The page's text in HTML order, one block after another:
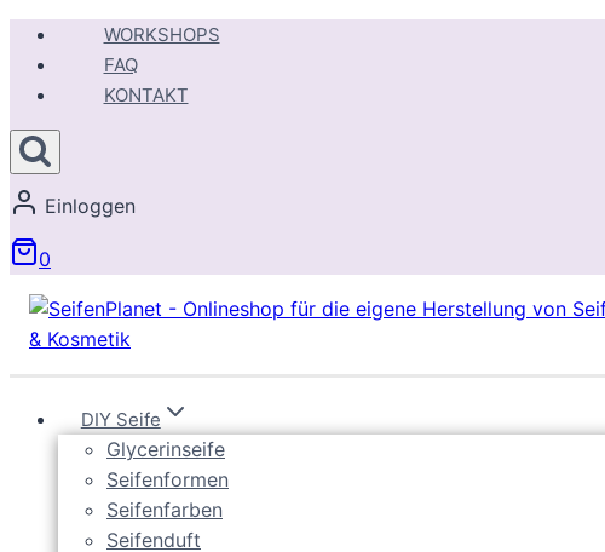
Zum
Inhalt
springen
WORKSHOPS
FAQ
KONTAKT
Einloggen
0
DIY Seife
Glycerinseife
Seifenformen
Seifenfarben
Seifenduft